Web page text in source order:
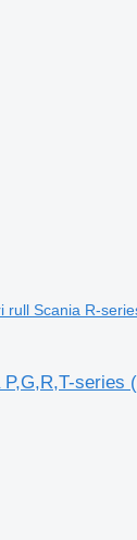
rull Scania R-
series